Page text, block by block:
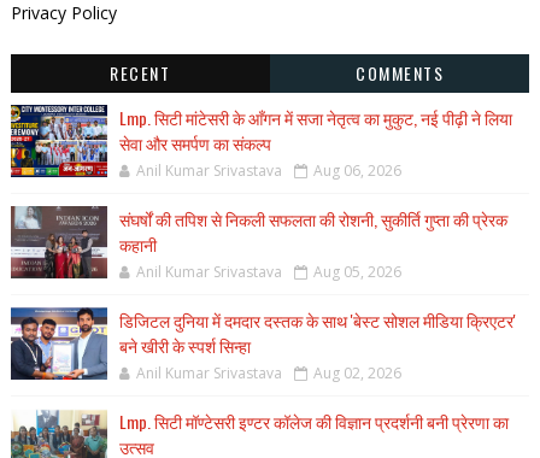
Privacy Policy
RECENT
COMMENTS
Lmp. सिटी मांटेसरी के आँगन में सजा नेतृत्व का मुकुट, नई पीढ़ी ने लिया
सेवा और समर्पण का संकल्प
Anil Kumar Srivastava Aug 06, 2026
संघर्षों की तपिश से निकली सफलता की रोशनी, सुकीर्ति गुप्ता की प्रेरक
कहानी
Anil Kumar Srivastava Aug 05, 2026
डिजिटल दुनिया में दमदार दस्तक के साथ 'बेस्ट सोशल मीडिया क्रिएटर'
बने खीरी के स्पर्श सिन्हा
Anil Kumar Srivastava Aug 02, 2026
Lmp. सिटी मॉण्टेसरी इण्टर कॉलेज की विज्ञान प्रदर्शनी बनी प्रेरणा का
उत्सव